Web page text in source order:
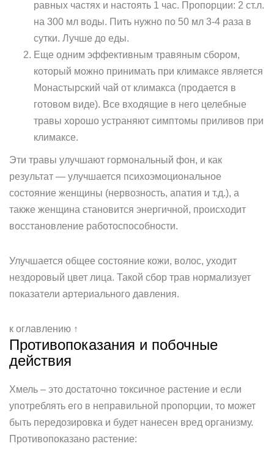
равных частях и настоять 1 час. Пропорции: 2 ст.л.
на 300 мл воды. Пить нужно по 50 мл 3-4 раза в
сутки. Лучше до еды.
Еще одним эффективным травяным сбором,
который можно принимать при климаксе является
Монастырский чай от климакса (продается в
готовом виде). Все входящие в него целебные
травы хорошо устраняют симптомы приливов при
климаксе.
Эти травы улучшают гормональный фон, и как
результат — улучшается психоэмоциональное
состояние женщины (нервозность, апатия и т.д.), а
также женщина становится энергичной, происходит
восстановление работоспособности.
Улучшается общее состояние кожи, волос, уходит
нездоровый цвет лица. Такой сбор трав нормализует
показатели артериального давления.
к оглавлению ↑
Противопоказания и побочные
действия
Хмель – это достаточно токсичное растение и если
употреблять его в неправильной пропорции, то может
быть передозировка и будет нанесен вред организму.
Противопоказано растение: